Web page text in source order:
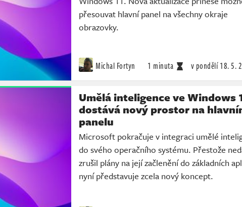
přesouvat hlavní panel na všechny okraje
obrazovky.
Michal Fortyn 1 minuta v pondělí 18. 5.
Umělá inteligence ve Windows
dostává nový prostor na
panelu
Microsoft pokračuje v integraci umělé
do svého operačního systému. Přestože
zrušil plány na její začlenění do základních
nyní představuje zcela nový koncept.